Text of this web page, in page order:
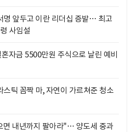
명 앞두고 이란 리더십 증발… 최고
사임설
자금 5500만원 주식으로 날린 예비
스틱 꼼짝 마, 자연이 가르쳐준 청소
면 내년까지 팔아라"… 양도세 중과